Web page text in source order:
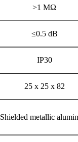
>1 MΩ
≤0.5 dB
IP30
25 x 25 x 82
Shielded metallic